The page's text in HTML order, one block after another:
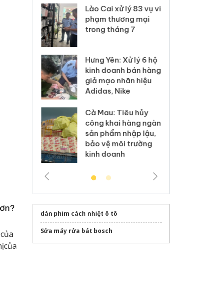
của
Lào Cai xử lý 83 vụ vi
phạm thương mại
trong tháng 7
Hưng Yên: Xử lý 6 hộ
kinh doanh bán hàng
giả mạo nhãn hiệu
Adidas, Nike
Cà Mau: Tiêu hủy
công khai hàng ngàn
sản phẩm nhập lậu,
bảo vệ môi trường
kinh doanh
dán phim cách nhiệt ô tô
Sửa máy rửa bát bosch